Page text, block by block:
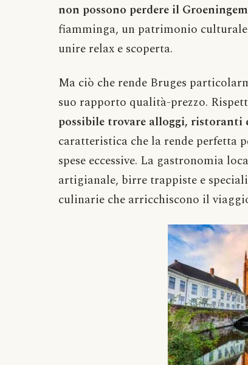
non possono perdere il
fiamminga, un patrimonio culturale
unire relax e scoperta.
Ma ciò che rende Bruges
suo rapporto qualità-prezzo.
possibile trovare alloggi,
caratteristica che la rende perfetta
spese eccessive. La gastronomia
artigianale, birre trappiste e
culinarie che arricchiscono il